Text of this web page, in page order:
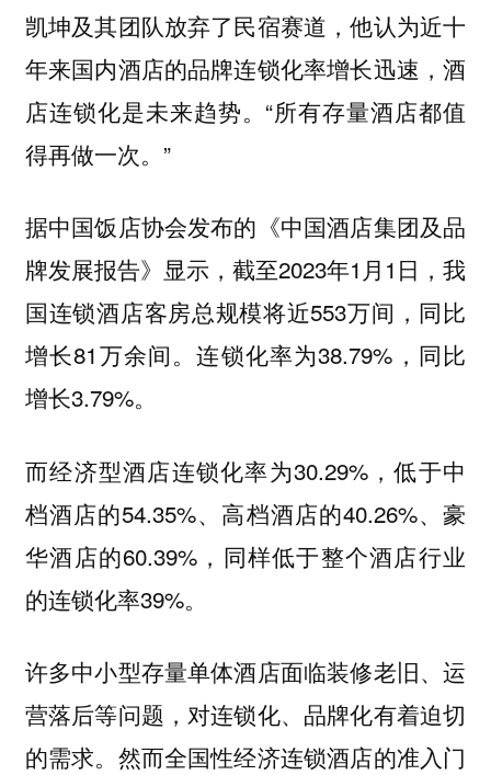
凯坤及其团队放弃了民宿赛道，他认为近十
年来国内酒店的品牌连锁化率增长迅速，酒
店连锁化是未来趋势。“所有存量酒店都值
得再做一次。”
据中国饭店协会发布的《中国酒店集团及品
牌发展报告》显示，截至2023年1月1日，我
国连锁酒店客房总规模将近553万间，同比
增长81万余间。连锁化率为38.79%，同比
增长3.79%。
而经济型酒店连锁化率为30.29%，低于中
档酒店的54.35%、高档酒店的40.26%、豪
华酒店的60.39%，同样低于整个酒店行业
的连锁化率39%。
许多中小型存量单体酒店面临装修老旧、运
营落后等问题，对连锁化、品牌化有着迫切
的需求。然而全国性经济连锁酒店的准入门